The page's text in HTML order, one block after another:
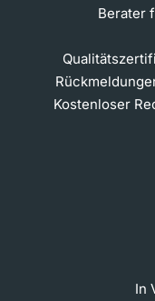
Berater
Kostenloser
In